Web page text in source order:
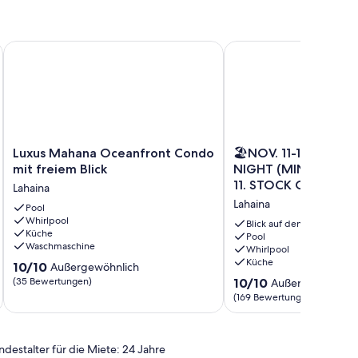
KBMvon Kaanapali
Luxus
Mahana
Condo
mit
freiem
Blick
Lahaina
Luxus Mahana Oceanfront Condo
mit freiem Blick
Lahaina
Pool
Whirlpool
Küche
Waschmaschine
10.0
von
Außergewöhnlich,
10/10 Außergewöhnlich
(35 Bewertungen)
Luxus Mahana Oceanfront Condo mit freiem Blick
🏖
NOV.
11-
SPECIAL,
$
310
/
NIGHT
(MINDESTENS
7
NÄCHTE)
🏖NOV. 11-18
NIGHT
11. STOCK OCEAN
Lahaina
Blick auf den Ozean
Pool
Whirlpool
Küche
10.0
von
10,
10/10
(169 Bewertungen)
🏖NOV. 11-18 SPECIAL,
für die Miete: 24 Jahre